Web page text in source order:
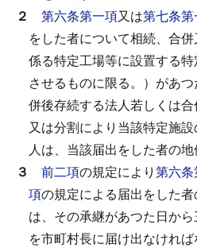
２ 第六条第一項又は第七条
をした者について相続、合
係る特定工場等に設置する
させるものに限る。）があ
併後存続する法人若しくは
又は分割により当該特定施
人は、当該届出をした者の地
３ 前二項の規定により第六
項の規定による届出をした
は、その承継があつた日か
を市町村長に届け出なければ